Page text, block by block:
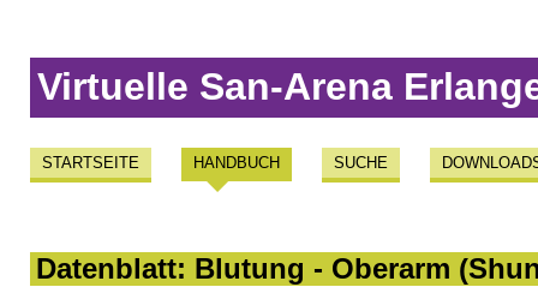
Virtuelle San-Arena
STARTSEITE HANDBUCH SUCHE
Datenblatt: Blutung - Oberarm